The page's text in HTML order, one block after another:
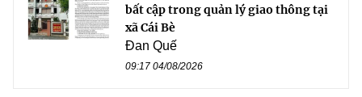
bất cập trong quản lý giao thông tại
xã Cái Bè
Đan Quế
09:17 04/08/2026